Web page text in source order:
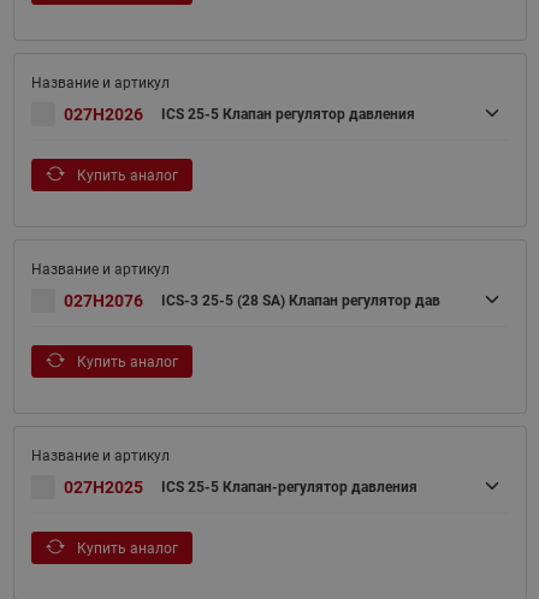
027H2026 ICS 25-5 Клапан регулятор давления
Купить аналог
027H2076 ICS-3 25-5 (28 SA) Клапан регулятор дав
Купить аналог
027H2025 ICS 25-5 Клапан-регулятор давления
Купить аналог